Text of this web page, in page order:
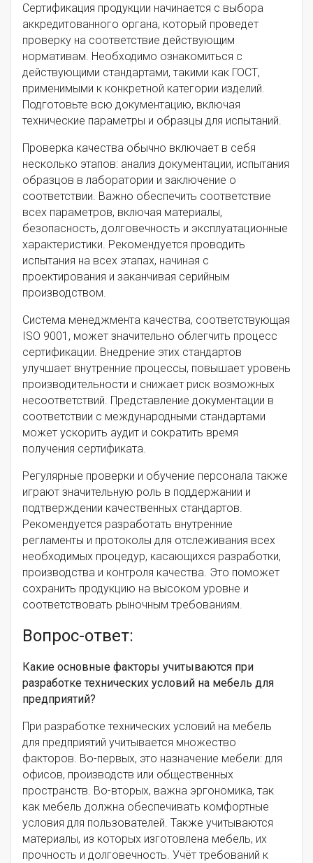
Сертификация продукции начинается с выбора
аккредитованного органа, который проведет
проверку на соответствие действующим
нормативам. Необходимо ознакомиться с
действующими стандартами, такими как ГОСТ,
применимыми к конкретной категории изделий.
Подготовьте всю документацию, включая
технические параметры и образцы для испытаний.
Проверка качества обычно включает в себя
несколько этапов: анализ документации, испытания
образцов в лаборатории и заключение о
соответствии. Важно обеспечить соответствие
всех параметров, включая материалы,
безопасность, долговечность и эксплуатационные
характеристики. Рекомендуется проводить
испытания на всех этапах, начиная с
проектирования и заканчивая серийным
производством.
Система менеджмента качества, соответствующая
ISO 9001, может значительно облегчить процесс
сертификации. Внедрение этих стандартов
улучшает внутренние процессы, повышает уровень
производительности и снижает риск возможных
несоответствий. Представление документации в
соответствии с международными стандартами
может ускорить аудит и сократить время
получения сертификата.
Регулярные проверки и обучение персонала также
играют значительную роль в поддержании и
подтверждении качественных стандартов.
Рекомендуется разработать внутренние
регламенты и протоколы для отслеживания всех
необходимых процедур, касающихся разработки,
производства и контроля качества. Это поможет
сохранить продукцию на высоком уровне и
соответствовать рыночным требованиям.
Вопрос-ответ:
Какие основные факторы учитываются при
разработке технических условий на мебель для
предприятий?
При разработке технических условий на мебель
для предприятий учитывается множество
факторов. Во-первых, это назначение мебели: для
офисов, производств или общественных
пространств. Во-вторых, важна эргономика, так
как мебель должна обеспечивать комфортные
условия для пользователей. Также учитываются
материалы, из которых изготовлена мебель, их
прочность и долговечность. Учёт требований к